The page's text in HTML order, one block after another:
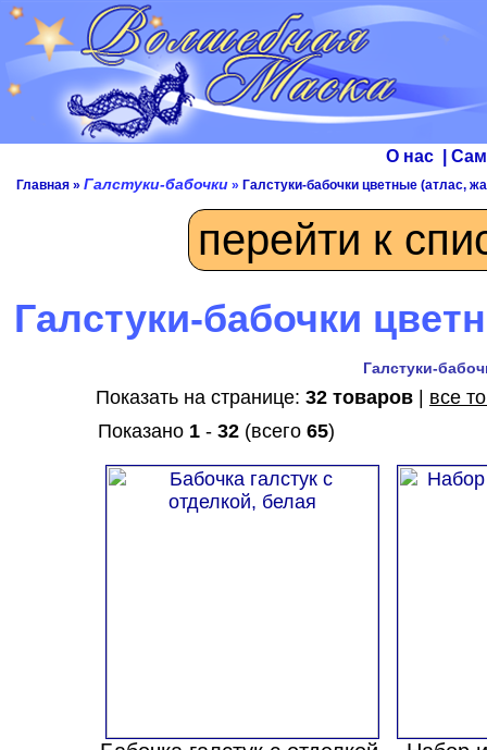
О нас
Главная » Галстуки-бабочки » Галстуки-бабочки цветные (атлас,
перейти к
Галстуки-бабочки
Галстуки-
Показать на странице: 32 товаров
все
Показано 1 - 32 (всего 65)